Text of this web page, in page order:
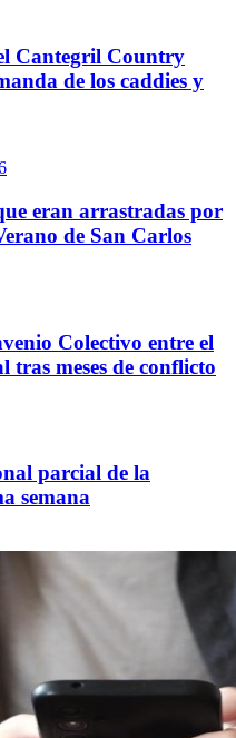
Cantegril Country
de los caddies y
eran arrastradas por
de San Carlos
Colectivo entre el
tras meses de conflicto
parcial de la
semana